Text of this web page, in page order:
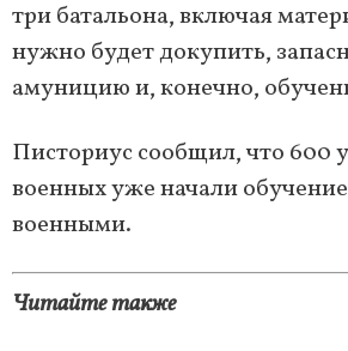
три батальона, включая
нужно будет докупить,
амуницию и, конечно,
Писториус сообщил, что 600
военных уже начали
военными.
Читайте также